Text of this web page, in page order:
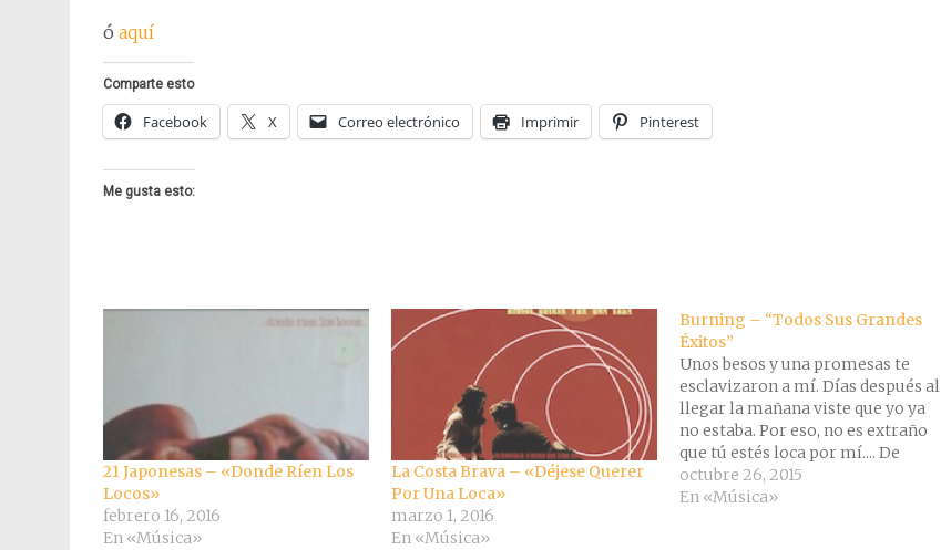
ó aquí
Comparte esto
Facebook X Correo electrónico Imprimir Pinterest
Me gusta esto:
21 Japonesas – «Donde Ríen Los
Locos»
febrero 16, 2016
En «Música»
La Costa Brava – «Déjese Querer
Por Una Loca»
marzo 1, 2016
En «Música»
Burning – “Todos Sus Grandes
Éxitos”
Unos besos y una promesas te
esclavizaron a mí. Días después al
llegar la mañana viste que yo ya
no estaba. Por eso, no es extraño
que tú estés loca por mí.... De
rodillas ante mí es como te gusta
a ti. De rodillas, por detrás es
octubre 26, 2015
En «Música»